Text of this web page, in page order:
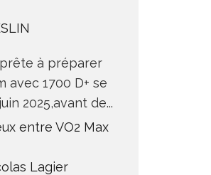
à préparer
avec 1700 D+ se
2025,avant de...
entre VO2 Max
Lagier